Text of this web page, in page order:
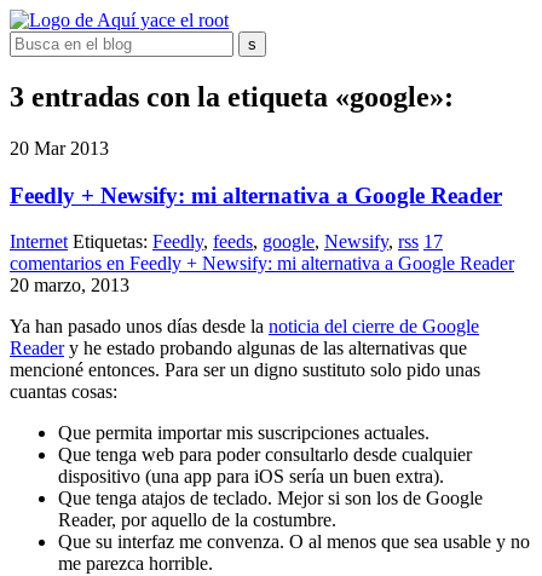
3 entradas con la etiqueta «google»:
20 Mar 2013
Feedly + Newsify: mi alternativa a Google Reader
Internet Etiquetas: Feedly, feeds, google, Newsify, rss 17
comentarios en Feedly + Newsify: mi alternativa a Google Reader
20 marzo, 2013
Ya han pasado unos días desde la noticia del cierre de Google
Readery he estado probando algunas de las alternativas que
mencioné entonces. Para ser un digno sustituto solo pido unas
cuantas cosas:
Que permita importar mis suscripciones actuales.
Que tenga web para poder consultarlo desde cualquier
dispositivo (una app para iOS sería un buen extra).
Que tenga atajos de teclado. Mejor si son los de Google
Reader, por aquello de la costumbre.
Que su interfaz me convenza. O al menos que sea usable y no
me parezca horrible.